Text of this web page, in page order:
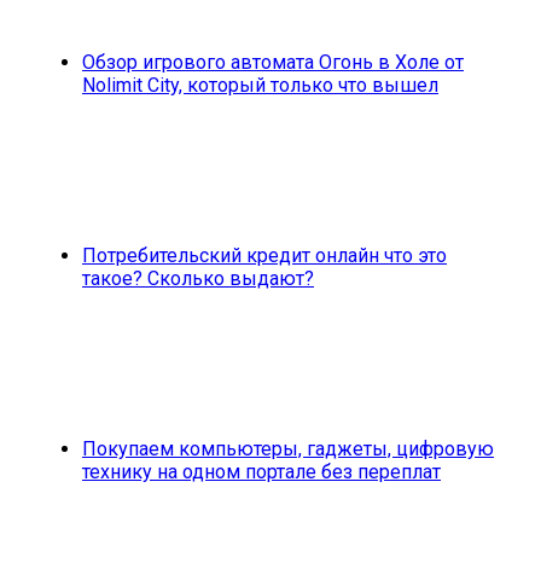
Обзор игрового автомата Огонь в Холе от
Nolimit City, который только что вышел
Потребительский кредит онлайн что это
такое? Сколько выдают?
Покупаем компьютеры, гаджеты, цифровую
технику на одном портале без переплат